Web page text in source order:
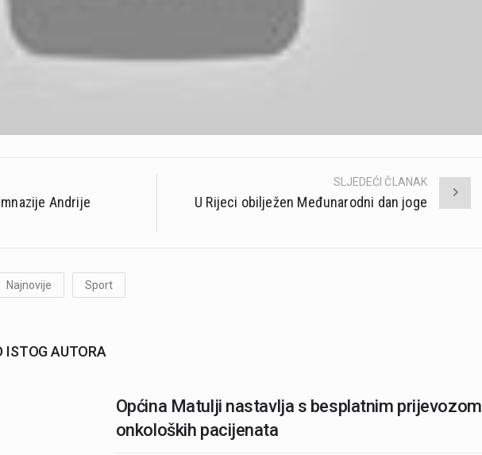
Andrije
SLJEDEĆI ČLANAK
U Rijeci obilježen Međunarodni dan joge
Najnovije Sport
ISTOG AUTORA
Općina Matulji nastavlja s besplatnim prijevozom
onkoloških pacijenata